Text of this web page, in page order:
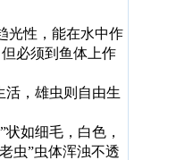
光性，能在水中作
必须到鱼体上作
活，雄虫则自由生
如细毛，白色，
虫”虫体浑浊不透